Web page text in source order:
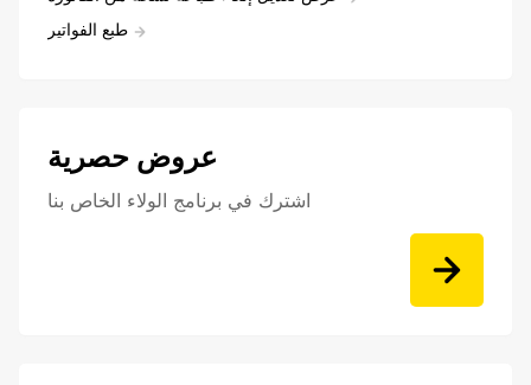
طبع الفواتير
عروض حصرية
اشترك في برنامج الولاء الخاص بنا